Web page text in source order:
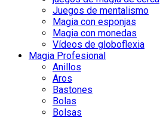
Juegos de mentalismo
Magia con esponjas
Magia con monedas
Vídeos de globoflexia
Magia Profesional
Anillos
Aros
Bastones
Bolas
Bolsas